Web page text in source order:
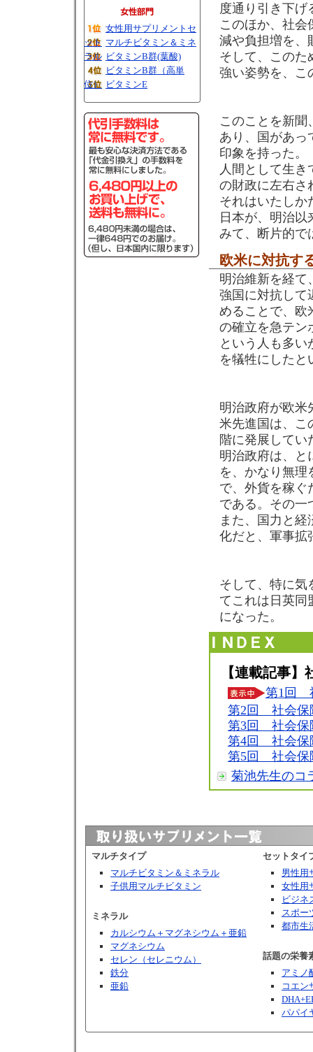
度通り引き下げ
このほか、社会
減や負担増を、
そして、このた
強い姿勢を、こ
このことを新聞
あり、国があっ
印象を持った。
人間として生
の財政に左右さ
それはいたしか
日本が、明治
みて、断片的で
欧米に対抗す
明治維新を経て
強国に対抗して
めることで、欧
の確立を急テン
という人も多
を犠牲にしたと
明治政府が欧米
米先進国は、こ
階に発展してい
明治政府は、と
を、かなり無理
で、外貨を稼ぐ
である。その一
また、国力と
化だと、軍事拡
そして、特に気
てこれは日英同
になった。
【連載記事】
第1回
第2回 社会保
第3回 社会保
第4回 社会保
第5回 社会保
菊池先生のコ
女性用サプリメントセ
ット マルチビタミン＆ミネ
ラル ビタミンB群(葉酸)
ビタミンB群（高単
位） ビタミンE
マルチタイプ
マルチビタミン＆ミネラル
子供用マルチビタミン
ミネラル
カルシウム＋マグネシウム＋亜鉛
マグネシウム
セレン（セレニウム）
鉄分
亜鉛
セットタイ
男性用
女性用
ビジネ
スポー
都市生
話題の栄養
アミノ
コエン
パパイ